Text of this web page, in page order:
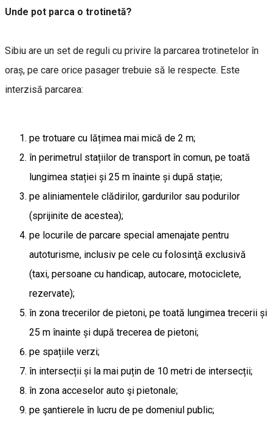
Unde pot parca o trotinetă?
Sibiu are un set de reguli cu privire la parcarea trotinetelor în
oraș, pe care orice pasager trebuie să le respecte. Este
interzisă parcarea:
pe trotuare cu lățimea mai mică de 2 m;
în perimetrul stațiilor de transport în comun, pe toată
lungimea stației și 25 m înainte și după stație;
pe aliniamentele clădirilor, gardurilor sau podurilor
(sprijinite de acestea);
pe locurile de parcare special amenajate pentru
autoturisme, inclusiv pe cele cu folosinţă exclusivă
(taxi, persoane cu handicap, autocare, motociclete,
rezervate);
în zona trecerilor de pietoni, pe toată lungimea trecerii și
25 m înainte și după trecerea de pietoni;
pe spațiile verzi;
în intersecții și la mai puțin de 10 metri de intersecții;
în zona acceselor auto şi pietonale;
pe şantierele în lucru de pe domeniul public;